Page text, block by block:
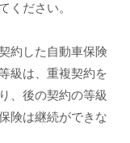
ください。
約した自動車保険
級は、重複契約を
、後の契約の等級
険は継続ができな